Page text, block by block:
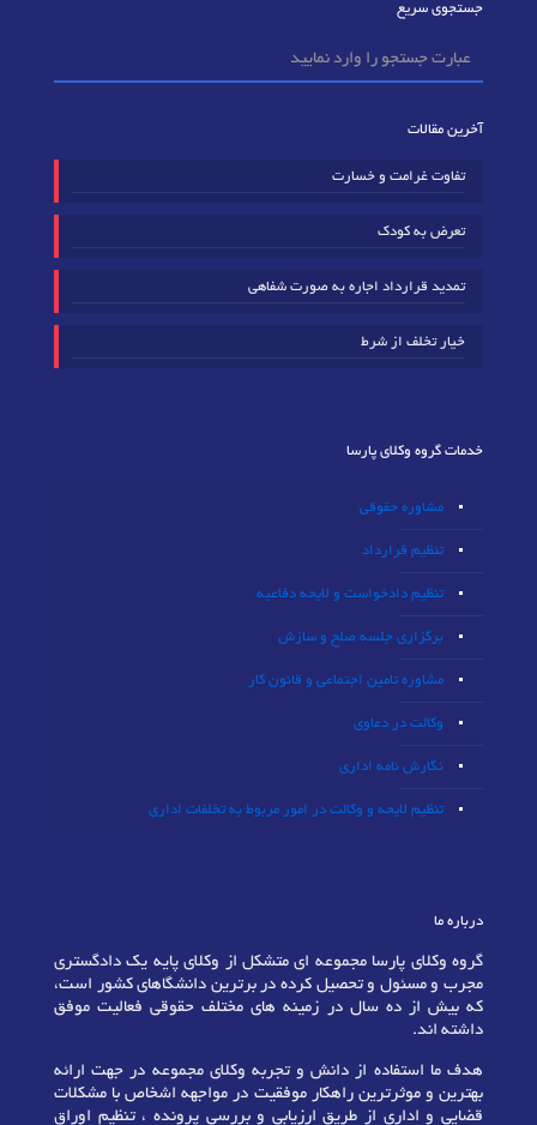
جستجوی سریع
آخرین مقالات
تفاوت غرامت و خسارت
تعرض به کودک
تمدید قرارداد اجاره به صورت شفاهی
خیار تخلف از شرط
خدمات گروه وکلای پارسا
مشاوره حقوقی
تنظیم قرارداد
تنظیم دادخواست و لایحه دفاعیه
برگزاری جلسه صلح و سازش
مشاوره تامین اجتماعی و قانون کار
وکالت در دعاوی
نگارش نامه اداری
تنظیم لایحه و وکالت در امور مربوط به تخلفات اداری
درباره ما
گروه وکلای پارسا مجموعه ای متشکل از وکلای پایه یک دادگستری
مجرب و مسئول و تحصیل کرده در برترین دانشگاهای کشور است،
که بیش از ده سال در زمینه های مختلف حقوقی فعالیت موفق
داشته اند.
هدف ما استفاده از دانش و تجربه وکلای مجموعه در جهت ارائه
بهترین و موثرترین راهکار موفقیت در مواجهه اشخاص با مشکلات
قضایی و اداری از طریق ارزیابی و بررسی پرونده ، تنظیم اوراق